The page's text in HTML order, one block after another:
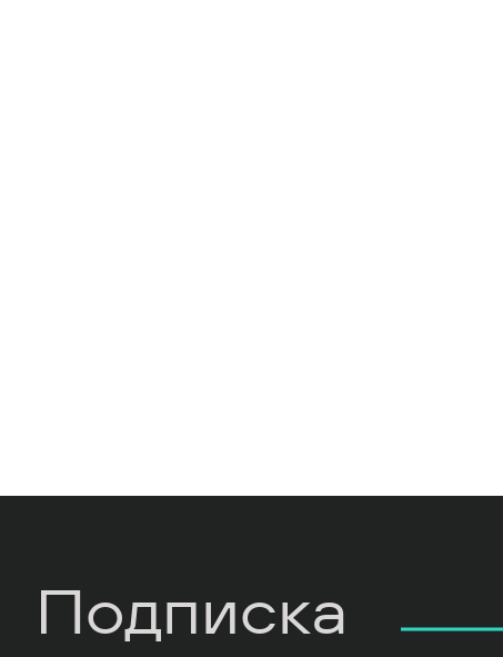
Подписка